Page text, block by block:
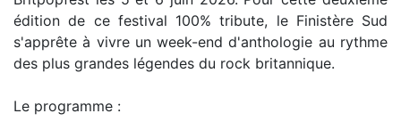
édition de ce festival 100% tribute, le Finistère Sud
s'apprête à vivre un week-end d'anthologie au rythme
des plus grandes légendes du rock britannique.
Le programme :